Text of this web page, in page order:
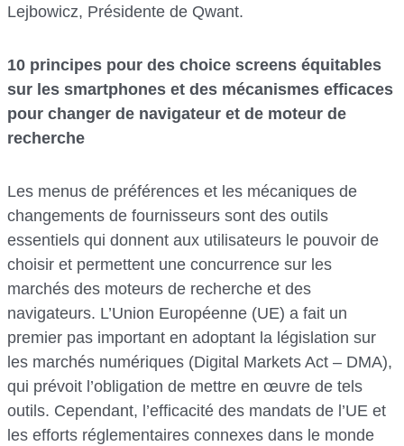
Lejbowicz, Présidente de Qwant.
10 principes pour des choice screens équitables
sur les smartphones et des mécanismes efficaces
pour changer de navigateur et de moteur de
recherche
Les menus de préférences et les mécaniques de
changements de fournisseurs sont des outils
essentiels qui donnent aux utilisateurs le pouvoir de
choisir et permettent une concurrence sur les
marchés des moteurs de recherche et des
navigateurs. L’Union Européenne (UE) a fait un
premier pas important en adoptant la législation sur
les marchés numériques (Digital Markets Act – DMA),
qui prévoit l’obligation de mettre en œuvre de tels
outils. Cependant, l’efficacité des mandats de l’UE et
les efforts réglementaires connexes dans le monde